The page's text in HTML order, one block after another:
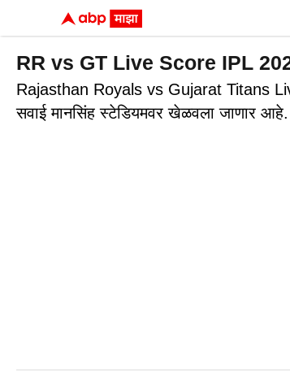
RR vs GT Live Score IPL 2026
Rajasthan Royals vs Gujarat Titans
सवाई मानसिंह स्टेडियमवर खेळवला जाणार आहे.